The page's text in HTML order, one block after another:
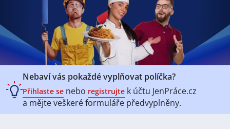
Nebaví vás pokaždé vyplňovat políčka?
Přihlaste se nebo registrujte k účtu JenPráce.cz
a mějte veškeréformuláře předvyplněny.